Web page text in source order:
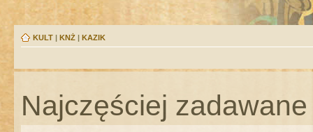
KULT | KNŻ | KAZIK
Najczęściej